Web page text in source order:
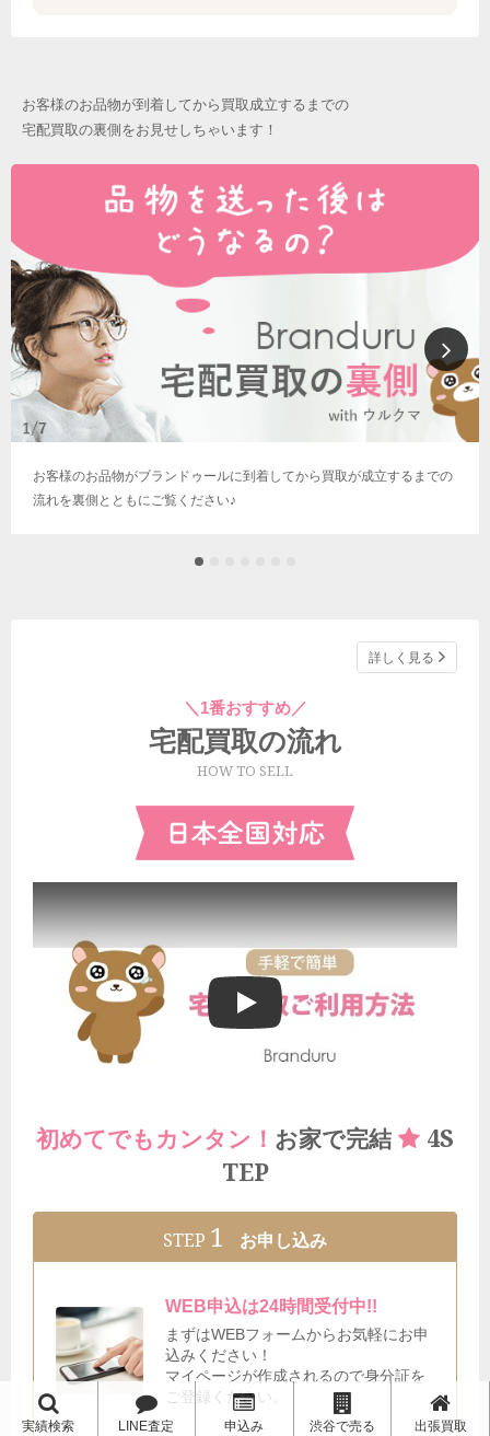
お客様のお品物が到着してから買取成立するまでの
宅配買取の裏側をお見せしちゃいます！
お客様のお品物がブランドゥールに到着してから買取が成立するまでの
流れを裏側とともにご覧ください♪
詳しく見る
＼1番おすすめ／
宅配買取の流れ
HOW TO SELL
ブランドゥールの宅配買取ご利用方法
初めてでもカンタン！ お家で完結
4S
TEP
STEP 1 お申し込み
WEB申込は24時間受付中!!
まずはWEBフォームからお気軽にお申
込みください！
マイページが作成されるので身分証を
ご登録ください。
実績検索 LINE査定 申込み 渋谷で売る 出張買取